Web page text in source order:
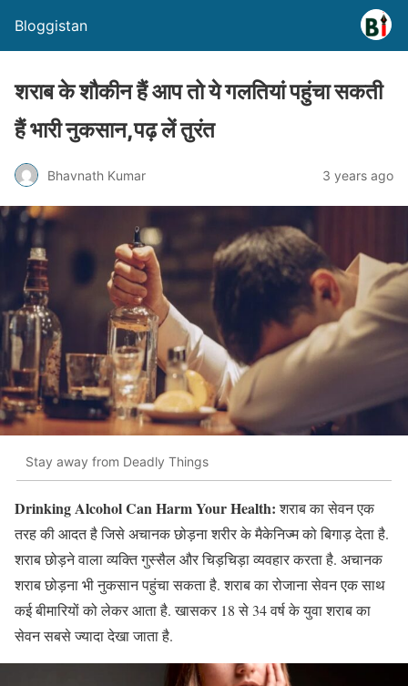
Bloggistan
शराब के शौकीन हैं आप तो ये गलतियां पहुंचा सकती
हैं भारी नुकसान,पढ़ लें तुरंत
Bhavnath Kumar 3 years ago
Stay away from Deadly Things
Drinking Alcohol Can Harm Your Health:शराब का सेवन एक
तरह की आदत है जिसे अचानक छोड़ना शरीर के मैकेनिज्म को बिगाड़ देता है.
शराब छोड़ने वाला व्यक्ति गुस्सैल और चिड़चिड़ा व्यवहार करता है. अचानक
शराब छोड़ना भी नुकसान पहुंचा सकता है. शराब का रोजाना सेवन एक साथ
कई बीमारियों को लेकर आता है. खासकर 18 से 34 वर्ष के युवा शराब का
सेवन सबसे ज्यादा देखा जाता है.